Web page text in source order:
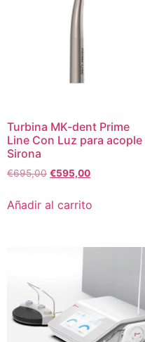
Turbina MK-dent Prime
Line Con Luz para acople
Sirona
€695,00 €595,00
Añadir al carrito